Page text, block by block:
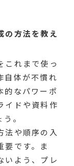
の方法を教え
これまで使っ
自体が不慣れ
的なパワーポ
イドや資料作
。
法や順序の入
要です。ま
いよう、プレ